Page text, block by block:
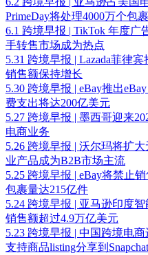
PrimeDay将处理4000万个包裹
6.1 跨境早报 | TikTok 年度广
手转售市场成为热点
5.31 跨境早报 | Lazada菲律
销售额保持增长
5.30 跨境早报 | eBay推出
费⽀出将达200亿美元
5.27 跨境早报 | 墨西哥迎来
电商业务
5.26 跨境早报 | 沃尔玛将扩
业产品成为B2B市场主流
5.25 跨境早报 | eBay将禁止
包裹量达215亿件
5.24 跨境早报 | 亚马逊印度
销售额超过4.9万亿美元
5.23 跨境早报 | 中国跨境电
支持商品listing分享到Snapchat